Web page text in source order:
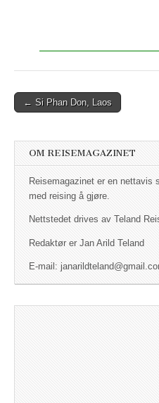
Post navigation
← Si Phan Don, Laos
OM REISEMAGAZINET
Reisemagazinet er en nettavis
med reising å gjøre.
Nettstedet drives av Teland
Redaktør er Jan Arild Teland
E-mail: